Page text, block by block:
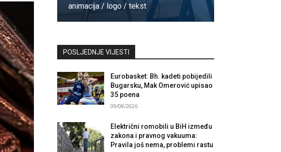
animacija / logo / tekst
POSLJEDNJE VIJESTI
Eurobasket: Bh. kadeti pobijedili
Bugarsku, Mak Omerović upisao
35 poena
09/08/2026
Električni romobili u BiH između
zakona i pravnog vakuuma:
Pravila još nema, problemi rastu